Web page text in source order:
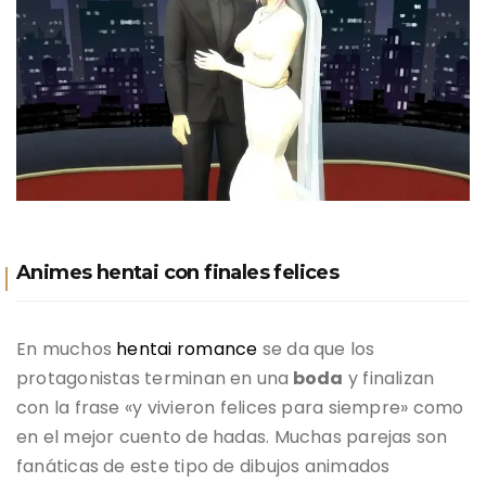
Animes hentai con finales felices
En muchos hentai romance se da que los
protagonistas terminan en una boda y finalizan
con la frase «y vivieron felices para siempre» como
en el mejor cuento de hadas. Muchas parejas son
fanáticas de este tipo de dibujos animados